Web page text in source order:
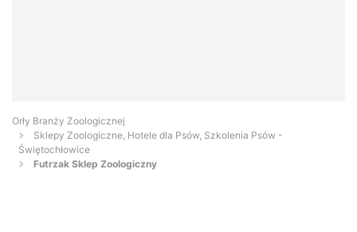
Orły Branży Zoologicznej
Sklepy Zoologiczne, Hotele dla Psów, Szkolenia Psów -
Świętochłowice
Futrzak Sklep Zoologiczny